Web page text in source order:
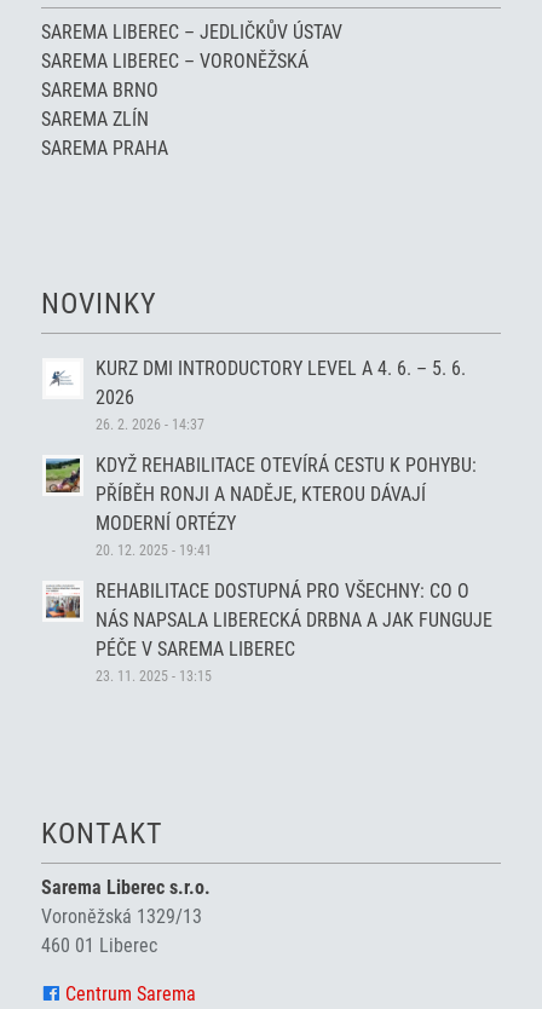
SAREMA LIBEREC – JEDLIČKŮV ÚSTAV
SAREMA LIBEREC – VORONĚŽSKÁ
SAREMA BRNO
SAREMA ZLÍN
SAREMA PRAHA
NOVINKY
KURZ DMI INTRODUCTORY LEVEL A 4. 6. – 5. 6.
2026
26. 2. 2026 - 14:37
KDYŽ REHABILITACE OTEVÍRÁ CESTU K POHYBU:
PŘÍBĚH RONJI A NADĚJE, KTEROU DÁVAJÍ
MODERNÍ ORTÉZY
20. 12. 2025 - 19:41
REHABILITACE DOSTUPNÁ PRO VŠECHNY: CO O
NÁS NAPSALA LIBERECKÁ DRBNA A JAK FUNGUJE
PÉČE V SAREMA LIBEREC
23. 11. 2025 - 13:15
KONTAKT
Sarema Liberec s.r.o.
Voroněžská 1329/13
460 01 Liberec
Centrum Sarema